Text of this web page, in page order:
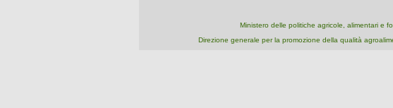
Ministero delle politiche agricole, alimentari e
Direzione generale per la promozione della qualità